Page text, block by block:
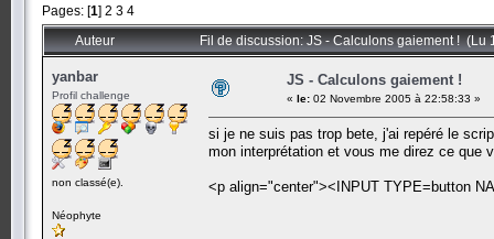
Pages: [1] 2 3 4
Auteur Fil de discussion: JS - Calculons gaiement ! (Lu
yanbar
Profil challenge
non classé(e).
Néophyte
JS - Calculons gaiement !
« le: 02 Novembre 2005 à 22:58:33 »
si je ne suis pas trop bete, j'ai repéré le
mon interprétation et vous me direz ce que
<p align="center"><INPUT TYPE=button